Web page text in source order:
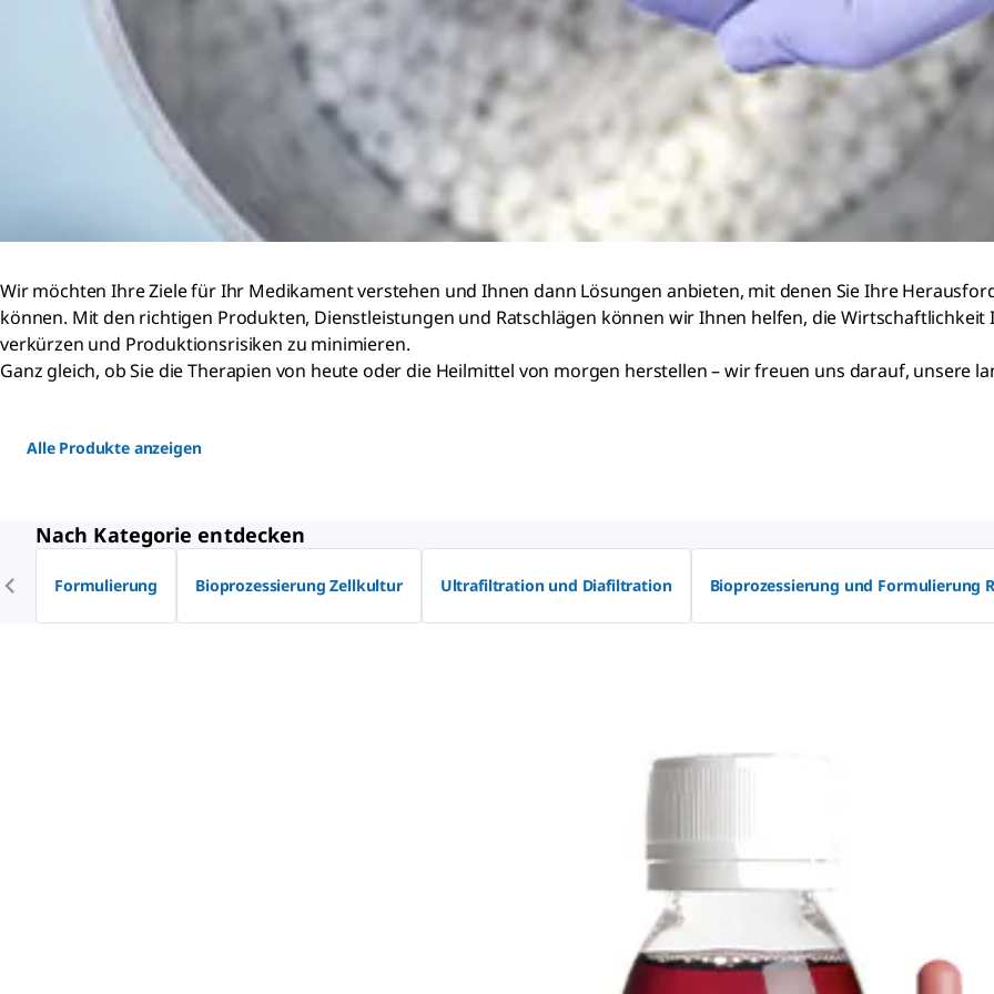
Wir möchten Ihre Ziele für Ihr Medikament verstehen und Ihnen dann Lösungen anbieten, mit denen Sie Ihre
können. Mit den richtigen Produkten, Dienstleistungen und Ratschlägen können wir Ihnen helfen, die
verkürzen und Produktionsrisiken zu minimieren.
Ganz gleich, ob Sie die Therapien von heute oder die Heilmittel von morgen herstellen – wir freuen uns darauf, unsere
Alle Produkte anzeigen
Nach Kategorie entdecken
Formulierung Bioprozessierung Zellkultur Ultrafiltration und Diafiltration Bioprozessierung und Formulierung